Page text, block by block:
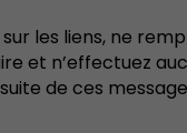
les liens, ne
et n’effectuez
de ces